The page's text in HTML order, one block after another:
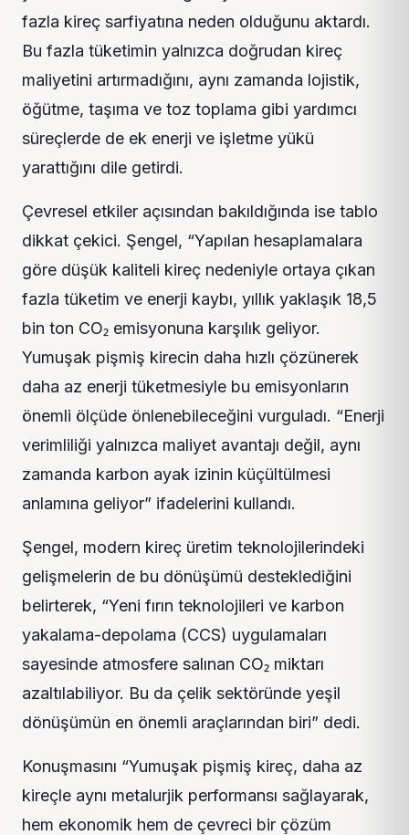
fazla kireç sarfiyatına neden olduğunu aktardı.
Bu fazla tüketimin yalnızca doğrudan kireç
maliyetini artırmadığını, aynı zamanda lojistik,
öğütme, taşıma ve toz toplama gibi yardımcı
süreçlerde de ek enerji ve işletme yükü
yarattığını dile getirdi.
Çevresel etkiler açısından bakıldığında ise tablo
dikkat çekici. Şengel, “Yapılan hesaplamalara
göre düşük kaliteli kireç nedeniyle ortaya çıkan
fazla tüketim ve enerji kaybı, yıllık yaklaşık 18,5
bin ton CO₂ emisyonuna karşılık geliyor.
Yumuşak pişmiş kirecin daha hızlı çözünerek
daha az enerji tüketmesiyle bu emisyonların
önemli ölçüde önlenebileceğini vurguladı. “Enerji
verimliliği yalnızca maliyet avantajı değil, aynı
zamanda karbon ayak izinin küçültülmesi
anlamına geliyor” ifadelerini kullandı.
Şengel, modern kireç üretim teknolojilerindeki
gelişmelerin de bu dönüşümü desteklediğini
belirterek, “Yeni fırın teknolojileri ve karbon
yakalama-depolama (CCS) uygulamaları
sayesinde atmosfere salınan CO₂ miktarı
azaltılabiliyor. Bu da çelik sektöründe yeşil
dönüşümün en önemli araçlarından biri” dedi.
Konuşmasını “Yumuşak pişmiş kireç, daha az
kireçle aynı metalurjik performansı sağlayarak,
hem ekonomik hem de çevreci bir çözüm